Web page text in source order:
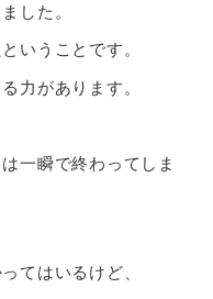
した。
いうことです。
力があります。
一瞬で終わってしま
てはいるけど、